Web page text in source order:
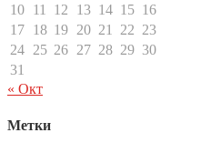
10 11 12 13 14 15 16
17 18 19 20 21 22 23
24 25 26 27 28 29 30
31
« Окт
Метки